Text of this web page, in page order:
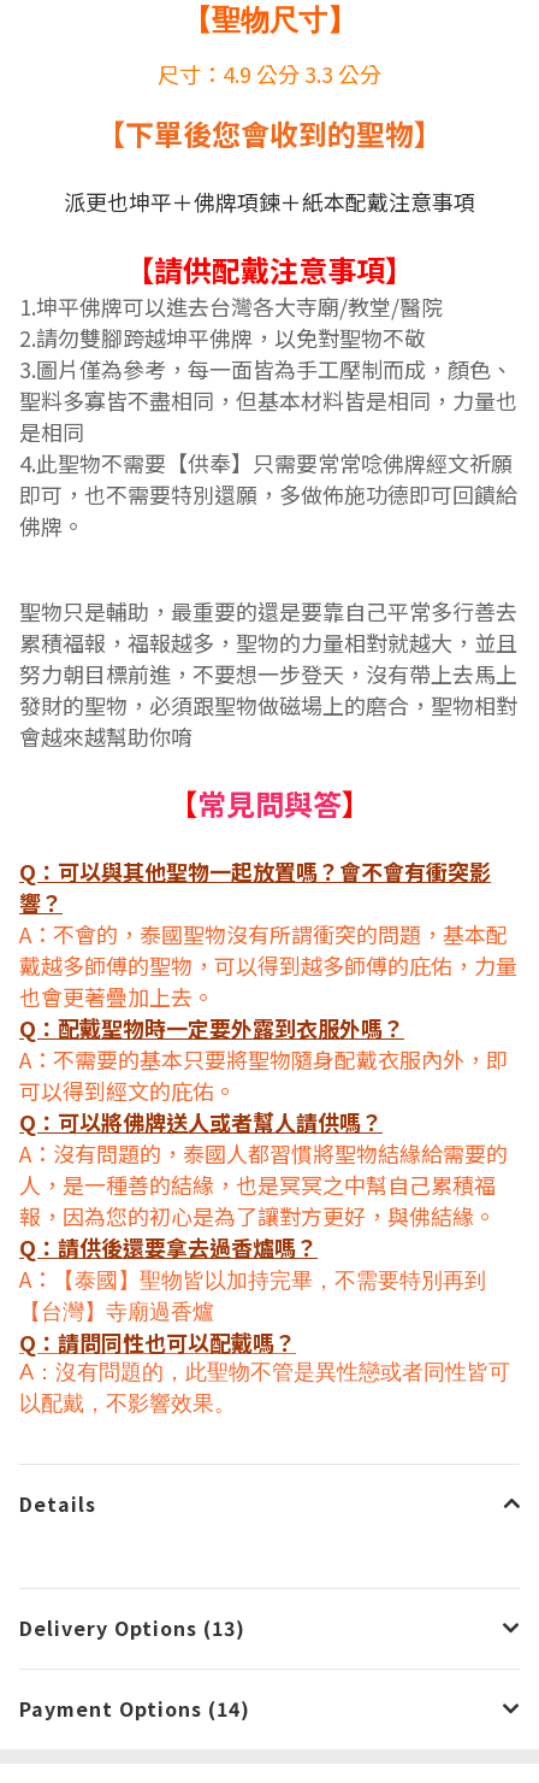
【聖物尺寸】
尺寸：4.9 公分 3.3 公分
【下單後您會收到的聖物】
派更也坤平＋佛牌項鍊＋紙本配戴注意事項
【請供配戴注意事項】
1.坤平佛牌可以進去台灣各大寺廟/教堂/醫院
2.請勿雙腳跨越坤平佛牌，以免對聖物不敬
3.圖片僅為參考，每一面皆為手工壓制而成，顏色、
聖料多寡皆不盡相同，但基本材料皆是相同，力量也
是相同
4.此聖物不需要 【供奉】只需要常常唸佛牌經文祈願
即可，也不需要特別還願，多做佈施功德即可回饋給
佛牌。
聖物只是輔助，最重要的還是要靠自己平常多行善去
累積福報，福報越多，聖物的力量相對就越大，並且
努力朝目標前進，不要想一步登天，沒有帶上去馬上
發財的聖物，必須跟聖物做磁場上的磨合，聖物相對
會越來越幫助你唷
【常見問與答】
Q：可以與其他聖物一起放置嗎？會不會有衝突影
響？
A：不會的，泰國聖物沒有所謂衝突的問題，基本配
戴越多師傅的聖物，可以得到越多師傅的庇佑，力量
也會更著疊加上去。
Q：配戴聖物時一定要外露到衣服外嗎？
A：不需要的基本只要將聖物隨身配戴衣服內外，即
可以得到經文的庇佑。
Q：可以將佛牌送人或者幫人請供嗎？
A：沒有問題的，泰國人都習慣將聖物結緣給需要的
人，是一種善的結緣，也是冥冥之中幫自己累積福
報，因為您的初心是為了讓對方更好，與佛結緣。
Q：請供後還要拿去過香爐嗎？
A：
【泰國】聖物皆以加持完畢，不需要特別再到
【台灣】寺廟過香爐
Q：請問同性也可以配戴嗎？
A：沒有問題的，此聖物不管是異性戀或者同性皆可
以配戴，不影響效果。
Details
Delivery Options (13)
Payment Options (14)